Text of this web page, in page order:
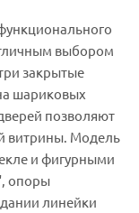
выбором
закрытые
шариковых
позволяют
витрины. Модель
и фигурными
опоры
линейки